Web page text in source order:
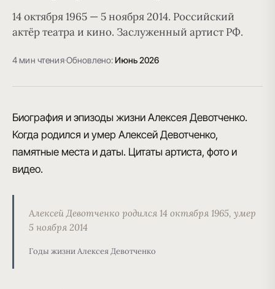
14 октября 1965 — 5 ноября 2014. Российский
актёр театра и кино. Заслуженный артист РФ.
4 мин чтения·Обновлено:Июнь 2026
Биография и эпизоды жизни Алексея Девотченко.
Когда родился и умер Алексей Девотченко,
памятные места и даты. Цитаты артиста, фото и
видео.
Алексей Девотченко родился 14 октября 1965, умер
5 ноября 2014
Годы жизни Алексея Девотченко